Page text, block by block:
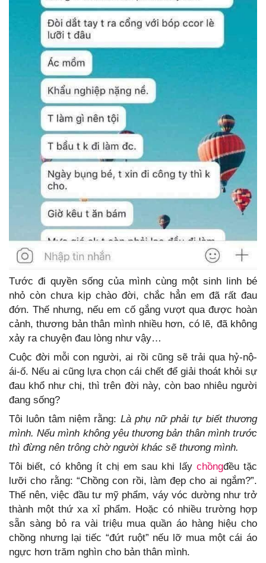
Tước đi quyền sống của mình cùng một sinh linh bé
nhỏ còn chưa kịp chào đời, chắc hẳn em đã rất đau
đớn. Thế nhưng, nếu em cố gắng vượt qua được hoàn
cảnh, thương bản thân mình nhiều hơn, có lẽ, đã không
xảy ra chuyện đau lòng như vậy…
Cuộc đời mỗi con người, ai rồi cũng sẽ trải qua hỷ-nộ-
ái-ố. Nếu ai cũng lựa chọn cái chết để giải thoát khỏi sự
đau khổ như chị, thì trên đời này, còn bao nhiêu người
đang sống?
Tôi luôn tâm niệm rằng: Là phụ nữ phải tự biết thương
mình. Nếu mình không yêu thương bản thân mình trước
thì đừng nên trông chờ người khác sẽ thương mình.
Tôi biết, có không ít chị em sau khi lấy chồngđều tặc
lưỡi cho rằng: “Chồng con rồi, làm đẹp cho ai ngắm?”.
Thế nên, việc đầu tư mỹ phẩm, váy vóc dường như trở
thành một thứ xa xỉ phẩm. Hoặc có nhiều trường hợp
sẵn sàng bỏ ra vài triệu mua quần áo hàng hiệu cho
chồng nhưng lại tiếc “đứt ruột” nếu lỡ mua một cái áo
ngực hơn trăm nghìn cho bản thân mình.